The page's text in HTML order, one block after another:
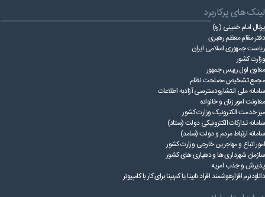
لینک های پرکاربرد
پرتال امام خمینی (ره)
دفتر مقام معظم رهبری
ریاست ‌جمهوری اسلامی ایران
وزارت کشور
معاون اول رییس جمهور
مجمع تشخیص مصلحت نظام
سامانه ملی انتشارودسترسی آزادبه اطلاعات
معاونت امور زنان و خانواده
میز خدمت الکترونیک وزارت کشور
سامانه تدارکات الکترونیکی دولت (ستاد)
سامانه ارتباط مردم و دولت (سامد)
امور اتباع و مهاجرین خارجی وزارت کشور
سازمان شهرداری ها و دهیاری های کشور
پذیرش و جذب امریه
دانلودنرم افزارهوشمند افراد نابینا یا کم‌بینا برای کار با کامپیوتر
راهنمای فعالان اقتصادی
قانون برنامه هفتم توسعه
قوانین عادی
آئین نامه ها
بخشنامه ها
اسناد بالادستی